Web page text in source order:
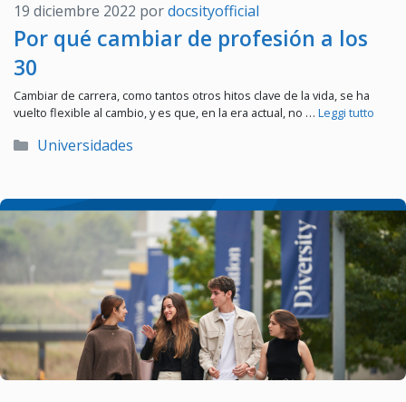
Por qué cambiar de profesión a los
30
19 diciembre 2022 pordocsityofficial
Cambiar de carrera, como tantos otros hitos clave de la vida, se ha
vuelto flexible al cambio, y es que, en la era actual, no … Leggi tutto
Categorías
Universidades